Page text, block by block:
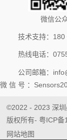
微信公
技术支持：
热线电话：
公司邮箱：
微 信 号 ：
©2022 - 2023 深圳
版权所有- 粤ICP备
网站地图